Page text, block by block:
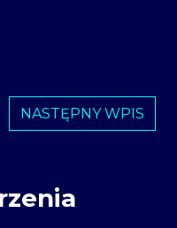
NASTĘPNY WPIS